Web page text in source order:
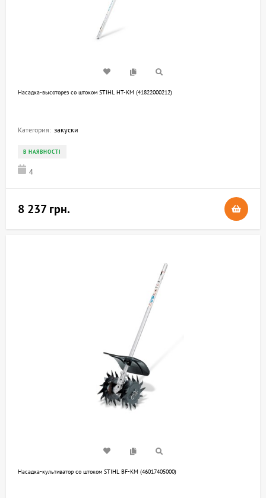
Насадка-высоторез со штоком STIHL HT-KM (41822000212)
Категория: закуски
В НАЯВНОСТІ
4
8 237 грн.
Насадка-культиватор со штоком STIHL BF-KM (46017405000)